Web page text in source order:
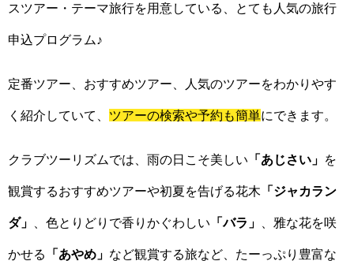
スツアー・テーマ旅行を用意している、とても人気の旅行
申込プログラム♪
定番ツアー、おすすめツアー、人気のツアーをわかりやす
く紹介していて、 ツアーの検索や予約も簡単 にできます。
クラブツーリズムでは、雨の日こそ美しい 「あじさい」 を
観賞するおすすめツアーや初夏を告げる花木 「ジャカラン
ダ」 、色とりどりで香りかぐわしい 「バラ」 、雅な花を咲
かせる 「あやめ」 など観賞する旅など、たーっぷり豊富な